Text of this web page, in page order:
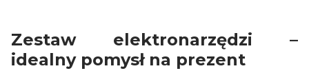
Zestaw elektronarzędzi –
idealny pomysł na prezent